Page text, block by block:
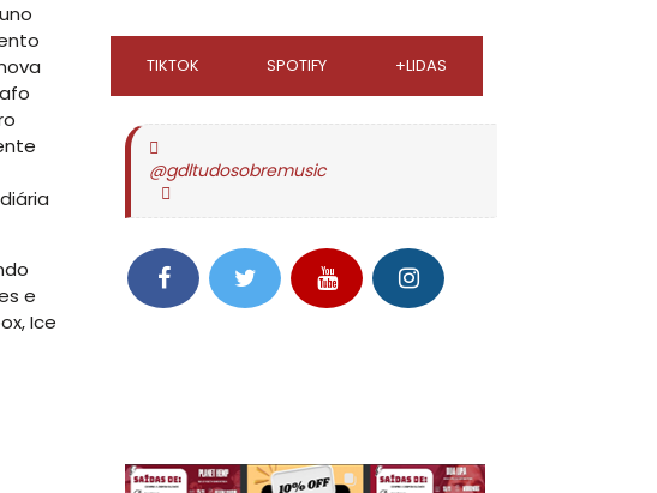
e
Ice
TIKTOK SPOTIFY +LIDAS
@gdltudosobremusic